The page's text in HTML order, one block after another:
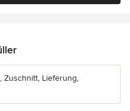
Zuschnitt, Lieferung,